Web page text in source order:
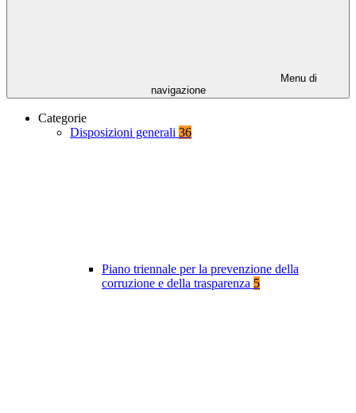
Menu di
navigazione
Categorie
Disposizioni generali 36
Piano triennale per la prevenzione della
corruzione e della trasparenza 5